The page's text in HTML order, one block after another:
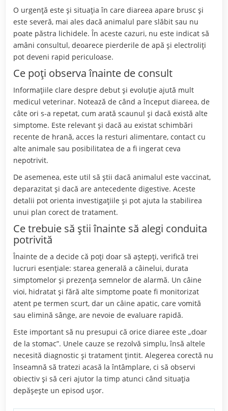
O urgență este și situația în care diareea apare brusc și
este severă, mai ales dacă animalul pare slăbit sau nu
poate păstra lichidele. În aceste cazuri, nu este indicat să
amâni consultul, deoarece pierderile de apă și electroliți
pot deveni rapid periculoase.
Ce poți observa înainte de consult
Informațiile clare despre debut și evoluție ajută mult
medicul veterinar. Notează de când a început diareea, de
câte ori s-a repetat, cum arată scaunul și dacă există alte
simptome. Este relevant și dacă au existat schimbări
recente de hrană, acces la resturi alimentare, contact cu
alte animale sau posibilitatea de a fi ingerat ceva
nepotrivit.
De asemenea, este util să știi dacă animalul este vaccinat,
deparazitat și dacă are antecedente digestive. Aceste
detalii pot orienta investigațiile și pot ajuta la stabilirea
unui plan corect de tratament.
Ce trebuie să știi înainte să alegi conduita
potrivită
Înainte de a decide că poți doar să aștepți, verifică trei
lucruri esențiale: starea generală a câinelui, durata
simptomelor și prezența semnelor de alarmă. Un câine
vioi, hidratat și fără alte simptome poate fi monitorizat
atent pe termen scurt, dar un câine apatic, care vomită
sau elimină sânge, are nevoie de evaluare rapidă.
Este important să nu presupui că orice diaree este „doar
de la stomac”. Unele cauze se rezolvă simplu, însă altele
necesită diagnostic și tratament țintit. Alegerea corectă nu
înseamnă să tratezi acasă la întâmplare, ci să observi
obiectiv și să ceri ajutor la timp atunci când situația
depășește un episod ușor.